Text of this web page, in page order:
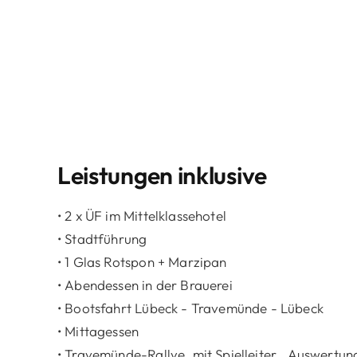
Leistungen inklusive
• 2 x ÜF im Mittelklassehotel
• Stadtführung
• 1 Glas Rotspon + Marzipan
• Abendessen in der Brauerei
• Bootsfahrt Lübeck - Travemünde - Lübeck
• Mittagessen